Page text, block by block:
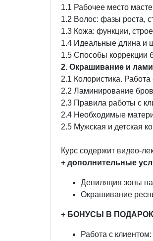
1.1 Рабочее место
1.2 Волос: фазы роста,
1.3 Кожа: функции,
1.4 Идеальные длина и
1.5 Способы коррекции
2. Окрашивание и
2.1 Колористика.
2.2 Ламинирование
2.3 Правила работы с
2.4 Необходимые
2.5 Мужская и детская
Курс содержит видео-
+ дополнительные
Депиляция зоны
Окрашивание
+ БОНУСЫ В ПОДАРОК
Работа с